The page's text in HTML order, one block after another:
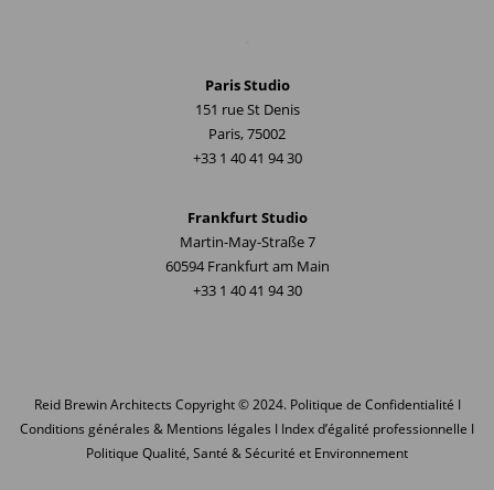
Paris Studio
151 rue St Denis
Paris, 75002
+33 1 40 41 94 30
Frankfurt Studio
Martin-May-Straße 7
60594 Frankfurt am Main
+33 1 40 41 94 30
Reid Brewin Architects Copyright © 2024. Politique de Confidentialité I
Conditions générales & Mentions légales I Index d’égalité professionnelle I
Politique Qualité, Santé & Sécurité et Environnement